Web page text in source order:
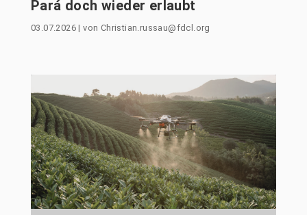
Pará doch wieder erlaubt
03.07.2026|von Christian.russau@fdcl.org